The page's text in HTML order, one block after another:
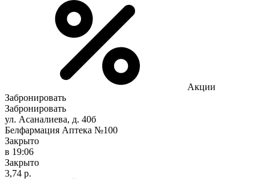
Акции
Забронировать
Забронировать
ул. Асаналиева, д. 40б
Белфармация Аптека №100
Закрыто
в 19:06
Закрыто
3,74 р.